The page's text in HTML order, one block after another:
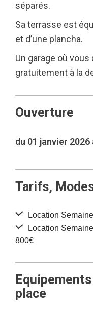
séparés.
Sa terrasse est
et d’une plancha.
Un garage où
gratuitement à la
Ouverture
du 01 janvier
Tarifs,
Location
Location
800€
place